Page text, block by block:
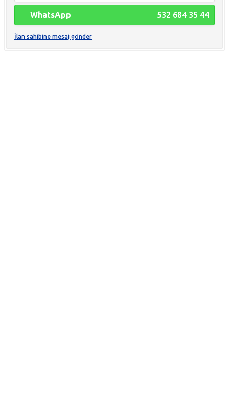
WhatsApp 532 684 35 44
İlan sahibine mesaj gönder